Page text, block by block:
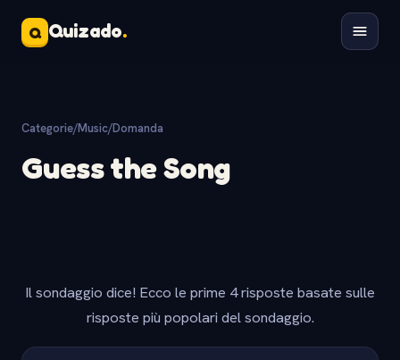
Q Quizado.
Categorie/Music/Domanda
Guess the Song
Il sondaggio dice! Ecco le prime 4 risposte basate sulle
risposte più popolari del sondaggio.